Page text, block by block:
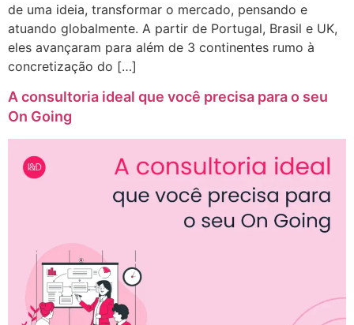
de uma ideia, transformar o mercado, pensando e
atuando globalmente. A partir de Portugal, Brasil e UK,
eles avançaram para além de 3 continentes rumo à
concretização do […]
A consultoria ideal que você precisa para o seu
On Going